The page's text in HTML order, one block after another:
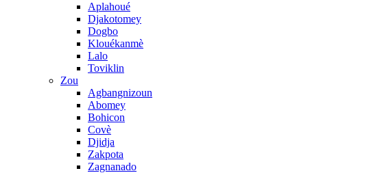
Aplahoué
Djakotomey
Dogbo
Klouékanmè
Lalo
Toviklin
Zou
Agbangnizoun
Abomey
Bohicon
Covè
Djidja
Zakpota
Zagnanado